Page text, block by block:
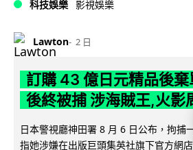
科技娛樂 影視娛樂
Lawton 2 日
訂購 43 億日元精品後
後終被捕 涉海賊王,火影
日本警視廳神田署 8 月 6 日公布，拘捕
指她涉嫌在出版巨頭集英社旗下官方網